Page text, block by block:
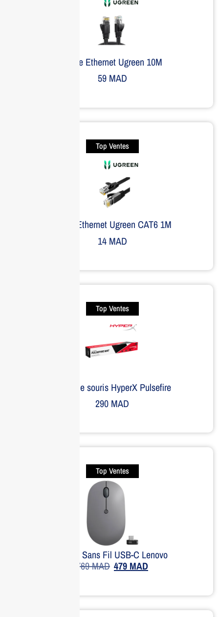
Câble Ethernet Ugreen 10M
59MAD
Top Ventes
Câble Ethernet Ugreen CAT6 1M
14MAD
Top Ventes
Tapis de souris HyperX Pulsefire
290 MAD
Top Ventes
Souris Sans Fil USB-C Lenovo
769MAD 479 MAD